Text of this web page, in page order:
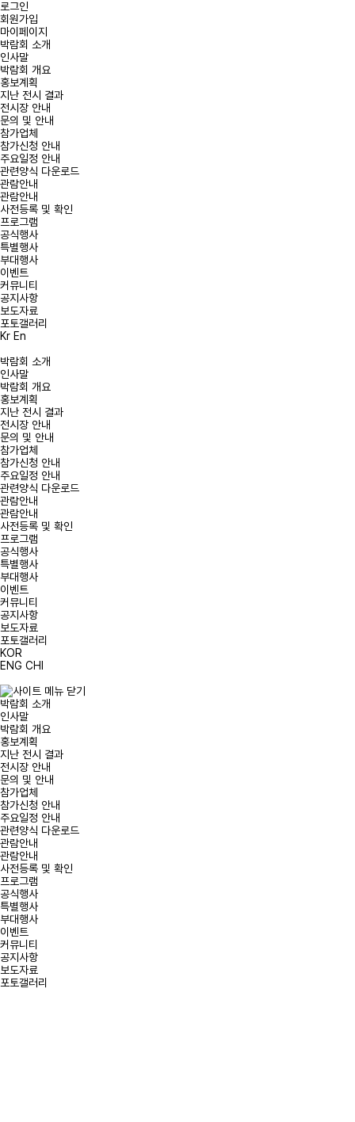
로그인
회원가입
마이페이지
박람회 소개
인사말
박람회 개요
홍보계획
지난 전시 결과
전시장 안내
문의 및 안내
참가업체
참가신청 안내
주요일정 안내
관련양식 다운로드
관람안내
관람안내
사전등록 및 확인
프로그램
공식행사
특별행사
부대행사
이벤트
커뮤니티
공지사항
보도자료
포토갤러리
Kr En
박람회 소개
인사말
박람회 개요
홍보계획
지난 전시 결과
전시장 안내
문의 및 안내
참가업체
참가신청 안내
주요일정 안내
관련양식 다운로드
관람안내
관람안내
사전등록 및 확인
프로그램
공식행사
특별행사
부대행사
이벤트
커뮤니티
공지사항
보도자료
포토갤러리
KOR
ENG CHI
박람회 소개
인사말
박람회 개요
홍보계획
지난 전시 결과
전시장 안내
문의 및 안내
참가업체
참가신청 안내
주요일정 안내
관련양식 다운로드
관람안내
관람안내
사전등록 및 확인
프로그램
공식행사
특별행사
부대행사
이벤트
커뮤니티
공지사항
보도자료
포토갤러리